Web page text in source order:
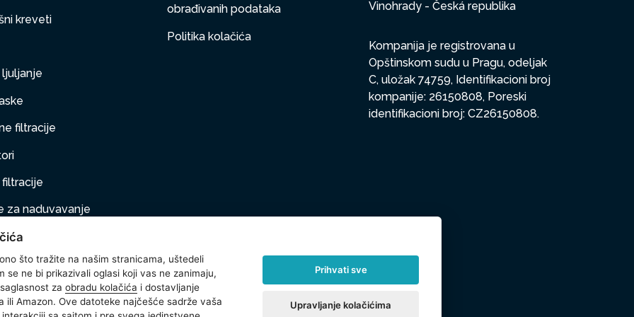
kreveti
filtracije
filtracije
za naduvavanje
na naduvavanje
oprema
obrađivanih podataka
Politika kolačića
Vinohrady - Česká republika
Kompanija je registrovana u
Opštinskom sudu u Pragu, odeljak
C, uložak 74759, Identifikacioni broj
kompanije: 26150808, Poreski
identifikacioni broj: CZ26150808.
što tražite na našim stranicama, uštedeli
se ne bi prikazivali oglasi koji vas ne zanimaju,
za obradu kolačića i dostavljanje
ili Amazon. Ove datoteke najčešće sadrže vaša
Prihvati sve
Upravljanje kolačićima